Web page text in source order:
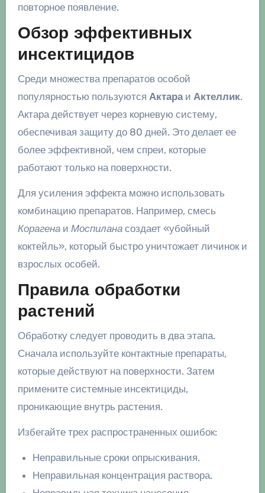
повторное появление.
Обзор эффективных
инсектицидов
Среди множества препаратов особой
популярностью пользуются Актараи Актеллик.
Актара действует через корневую систему,
обеспечивая защиту до 80 дней. Это делает ее
более эффективной, чем спреи, которые
работают только на поверхности.
Для усиления эффекта можно использовать
комбинацию препаратов. Например, смесь
Корагенаи Моспиланасоздает «убойный
коктейль», который быстро уничтожает личинок и
взрослых особей.
Правила обработки
растений
Обработку следует проводить в два этапа.
Сначала используйте контактные препараты,
которые действуют на поверхности. Затем
примените системные инсектициды,
проникающие внутрь растения.
Избегайте трех распространенных ошибок:
Неправильные сроки опрыскивания.
Неправильная концентрация раствора.